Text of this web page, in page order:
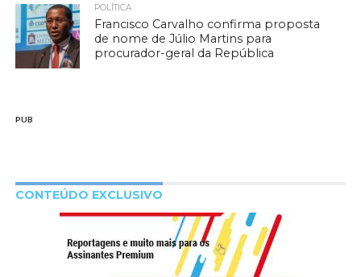
POLÍTICA
Francisco Carvalho confirma proposta
de nome de Júlio Martins para
procurador-geral da República
PUB
CONTEÚDO EXCLUSIVO